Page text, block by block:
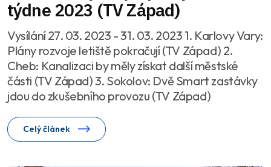
týdne 2023 (TV Západ)
Vysílání 27. 03. 2023 - 31. 03. 2023 1. Karlovy Vary:
Plány rozvoje letiště pokračují (TV Západ) 2.
Cheb: Kanalizaci by měly získat další městské
části (TV Západ) 3. Sokolov: Dvě Smart zastávky
jdou do zkušebního provozu (TV Západ)
Celý článek